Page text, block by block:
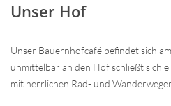
Unser Hof
Unser Bauernhofcafé befindet sich
unmittelbar an den Hof schließt sich
mit herrlichen Rad- und